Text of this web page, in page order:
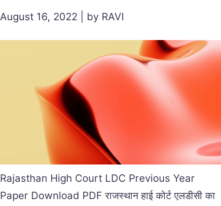
August 16, 2022 | by RAVI
Rajasthan High Court LDC Previous Year
Paper Download PDF राजस्थान हाई कोर्ट एलडीसी का